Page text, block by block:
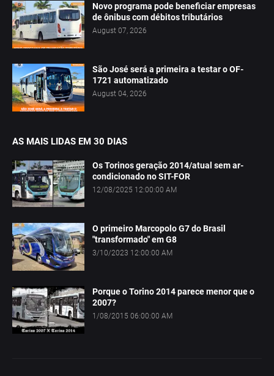
Novo programa pode beneficiar empresas
de ônibus com débitos tributários
August 07, 2026
São José será a primeira a testar o OF-
1721 automatizado
August 04, 2026
AS MAIS LIDAS EM 30 DIAS
Os Torinos geração 2014/atual sem ar-
condicionado no SIT-FOR
12/08/2025 12:00:00 AM
O primeiro Marcopolo G7 do Brasil
"transformado" em G8
3/10/2023 12:00:00 AM
Porque o Torino 2014 parece menor que o
2007?
1/08/2015 06:00:00 AM